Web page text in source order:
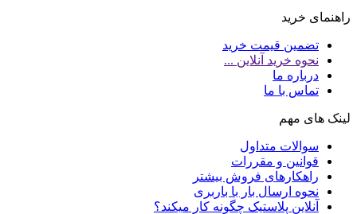
راهنمای خرید
تضمین قیمت خرید
نحوه خرید آنلاین ...
درباره ما
تماس با ما
لینک های مهم
سوالات متداول
قوانین و مقررات
راهکارهای فروش بیشتر
نحوه ارسال بار با باربری
آنلاین پلاستیک چگونه کار میکند؟